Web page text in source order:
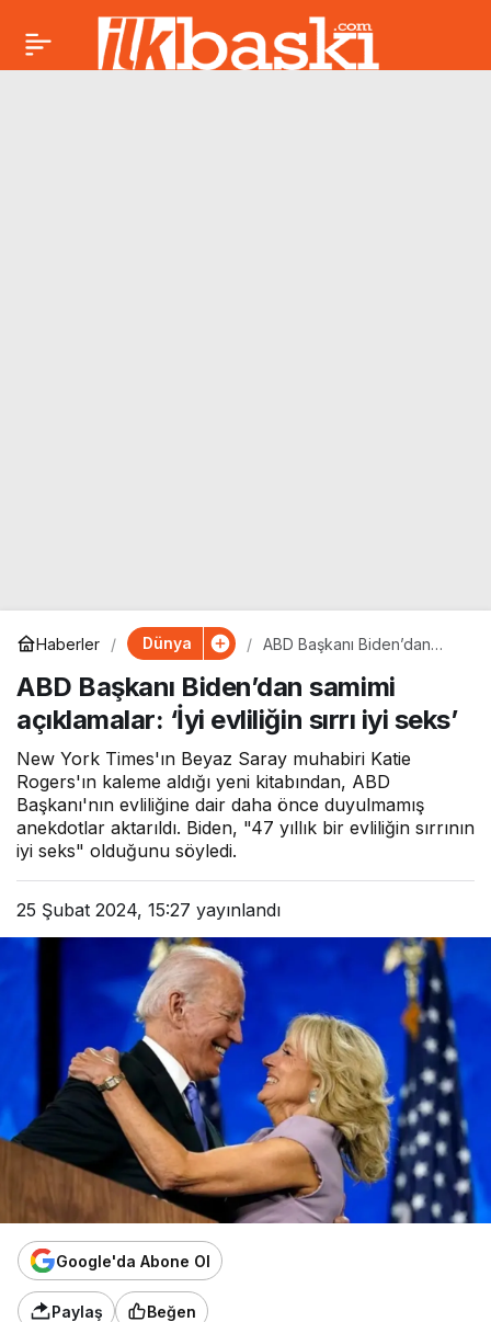
Haberler Dünya
ABD Başkanı Biden’dan
evliliğin sırrı iyi seks’
ABD Başkanı Biden’dan samimi
açıklamalar: ‘İyi evliliğin sırrı iyi seks’
New York Times'ın Beyaz Saray muhabiri Katie
Rogers'ın kaleme aldığı yeni kitabından, ABD
Başkanı'nın evliliğine dair daha önce duyulmamış
anekdotlar aktarıldı. Biden, "47 yıllık bir evliliğin sırrının
iyi seks" olduğunu söyledi.
25 Şubat 2024, 15:27 yayınlandı
Google'da Abone Ol
Paylaş Beğen
Kainat Güzeli